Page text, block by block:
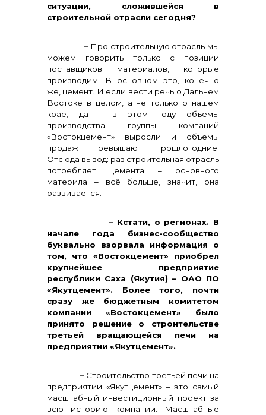
Контакты
+7 (423) 234 50 50
info@vostokcement.ru
ситуации, сложившейся в
строительной отрасли сегодня?
– Про строительную отрасль мы
можем говорить только с позиции
поставщиков материалов, которые
производим. В основном это, конечно
же, цемент. И если вести речь о Дальнем
Востоке в целом, а не только о нашем
крае, да - в этом году объёмы
производства группы компаний
«Востокцемент» выросли и объемы
продаж превышают прошлогодние.
Отсюда вывод: раз строительная отрасль
потребляет цемента – основного
материла – всё больше, значит, она
развивается.
– Кстати, о регионах. В
начале года бизнес-сообщество
буквально взорвала информация о
том, что «Востокцемент» приобрел
крупнейшее предприятие
республики Саха (Якутия) – ОАО ПО
«Якутцемент». Более того, почти
сразу же бюджетным комитетом
компании «Востокцемент» было
принято решение о строительстве
третьей вращающейся печи на
предприятии «Якутцемент».
– Строительство третьей печи на
предприятии «Якутцемент» – это самый
масштабный инвестиционный проект за
всю историю компании. Масштабные